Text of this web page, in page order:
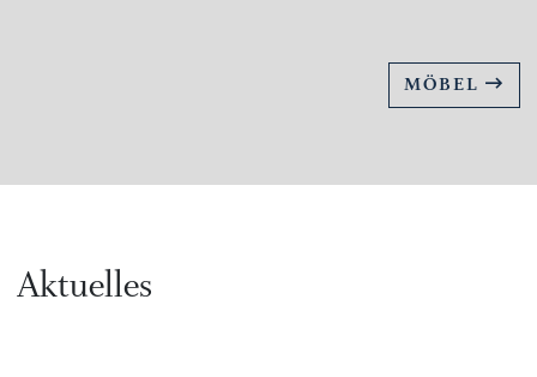
MÖBEL
Aktuelles